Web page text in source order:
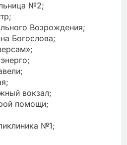
№2;
Возрождения;
Богослова;
вокзал;
помощи;
№1;